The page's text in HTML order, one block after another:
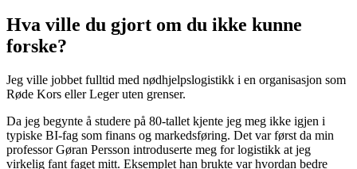
Hva ville du gjort om du ikke kunne
forske?
Jeg ville jobbet fulltid med nødhjelpslogistikk i en organisasjon som
Røde Kors eller Leger uten grenser.
Da jeg begynte å studere på 80-tallet kjente jeg meg ikke igjen i
typiske BI-fag som finans og markedsføring. Det var først da min
professor Gøran Persson introduserte meg for logistikk at jeg
virkelig fant faget mitt. Eksemplet han brukte var hvordan bedre